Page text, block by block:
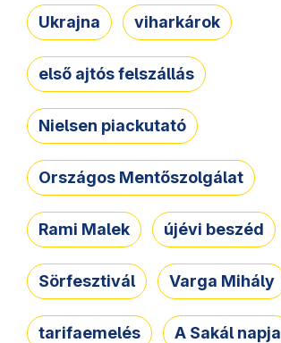
Ukrajna viharkárok
első ajtós felszállás
Nielsen piackutató
Országos Mentőszolgálat
Rami Malek újévi beszéd
Sörfesztivál Varga Mihály
tarifaemelés A Sakál napja